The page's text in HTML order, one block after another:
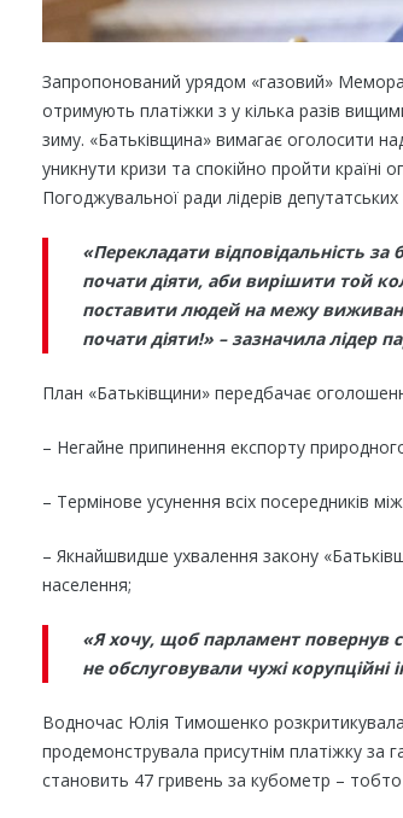
Запропонований урядом «газовий»
отримують платіжки з у кілька разів
зиму. «Батьківщина» вимагає оголосити
уникнути кризи та спокійно пройти
Погоджувальної ради лідерів депутатських
«Перекладати відповідальність
почати діяти, аби вирішити той
поставити людей на межу
почати діяти!» – зазначила лідер
План «Батьківщини» передбачає
– Негайне припинення експорту
– Термінове усунення всіх посередників
– Якнайшвидше ухвалення закону
населення;
«Я хочу, щоб парламент повернув
не обслуговували чужі
Водночас Юлія Тимошенко
продемонструвала присутнім платіжку за
становить 47 гривень за кубометр –